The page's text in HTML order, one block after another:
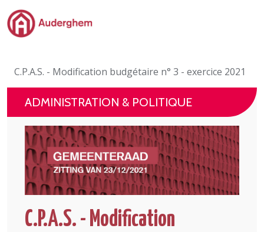
Passer au contenu principal
Événements et vie associative
eGuichet
Vivre à Auderghem
En 1 clic
C.P.A.S. - Modification budgétaire n° 3 - exercice 2021
ADMINISTRATION & POLITIQUE
C.P.A.S. - Modification